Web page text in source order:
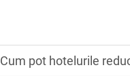
Cum pot hotelurile reduce